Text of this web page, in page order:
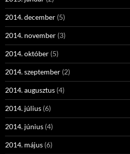
2014. december (5)
2014. november (3)
2014. október (5)
2014. szeptember (2)
2014. augusztus (4)
2014. július (6)
2014. június (4)
2014. május (6)